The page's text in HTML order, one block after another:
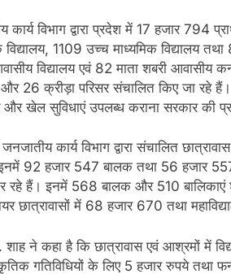
कार्य विभाग द्वारा प्रदेश में 17 हजार 794
विद्यालय, 1109 उच्च माध्यमिक विद्यालय
विद्यालय एवं 82 माता शबरी आवासीय
और 26 क्रीड़ा परिसर संचालित किए जा रहे
खेल सुविधाएं उपलब्ध कराना सरकार की
कार्य विभाग द्वारा संचालित
92 हजार 547 बालक तथा 56 हजार 557
रहे हैं। इनमें 568 बालक और 510 बालिकाएं
छात्रावासों में 68 हजार 670 तथा
शाह ने कहा है कि छात्रावास एवं आश्रमों में
गतिविधियों के लिए 5 हजार रुपये तथा